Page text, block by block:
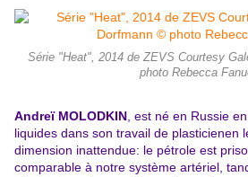
Série "Heat", 2014 de ZEVS Courtesy
photo Rebecca
Andreï MOLODKIN , est né en Russie
liquides dans son travail de plasticienen
dimension inattendue: le pétrole est
comparable à notre système artériel,